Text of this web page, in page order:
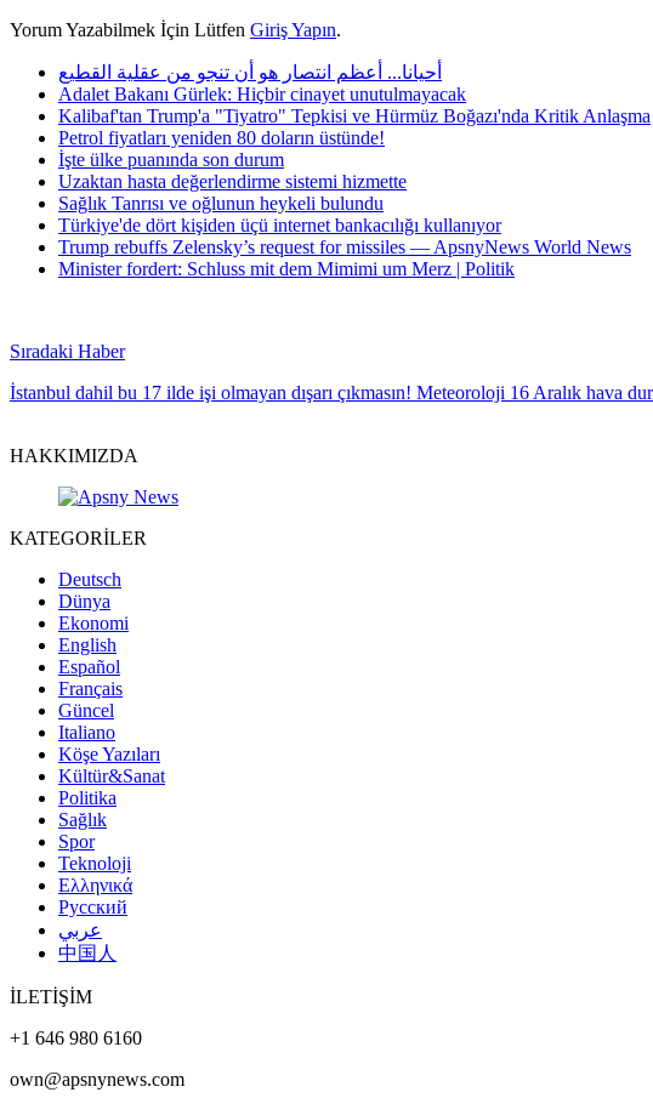
Yorum Yazabilmek İçin Lütfen Giriş Yapın.
أحيانا... أعظم انتصار هو أن تنجو من عقلية القطيع
Adalet Bakanı Gürlek: Hiçbir cinayet unutulmayacak
Kalibaf'tan Trump'a "Tiyatro" Tepkisi ve Hürmüz Boğazı'nda Kritik Anlaşma
Petrol fiyatları yeniden 80 doların üstünde!
İşte ülke puanında son durum
Uzaktan hasta değerlendirme sistemi hizmette
Sağlık Tanrısı ve oğlunun heykeli bulundu
Türkiye'de dört kişiden üçü internet bankacılığı kullanıyor
Trump rebuffs Zelensky’s request for missiles — ApsnyNews World News
Minister fordert: Schluss mit dem Mimimi um Merz | Politik
Sıradaki Haber
İstanbul dahil bu 17 ilde işi olmayan dışarı çıkmasın! Meteoroloji 16 Aralık hava
HAKKIMIZDA
KATEGORİLER
Deutsch
Dünya
Ekonomi
English
Español
Français
Güncel
Italiano
Köşe Yazıları
Kültür&Sanat
Politika
Sağlık
Spor
Teknoloji
Ελληνικά
Русский
عربي
中国人
İLETİŞİM
+1 646 980 6160
own@apsnynews.com